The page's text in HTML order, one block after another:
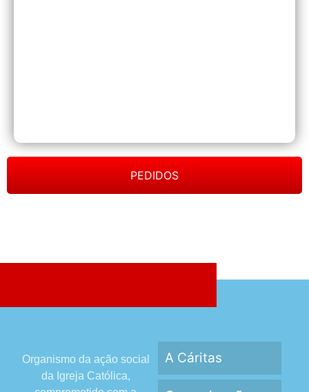
PEDIDOS
Organismo da ação social
da Igreja Católica,
A Cáritas